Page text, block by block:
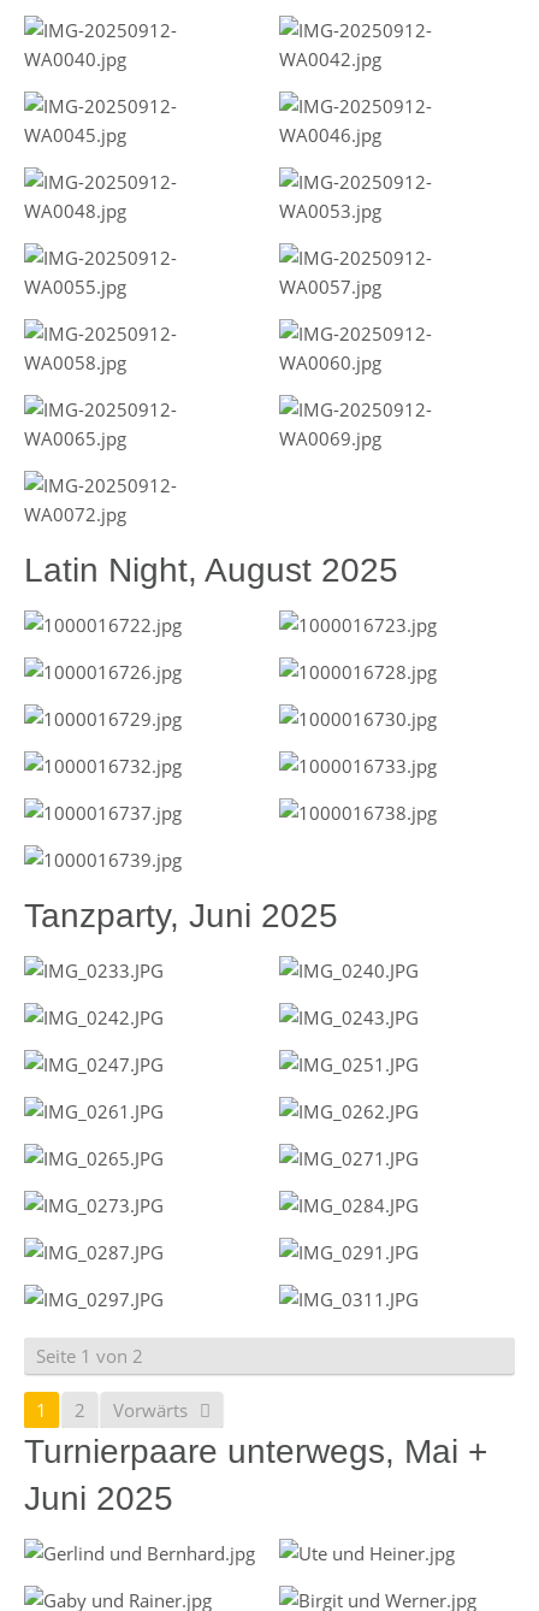
Latin Night, August 2025
Tanzparty, Juni 2025
Seite 1 von 2
1 2 Vorwärts
Turnierpaare unterwegs, Mai +
Juni 2025